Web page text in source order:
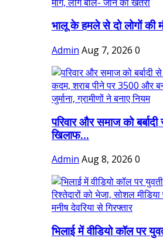
भालू के हमले से दो लोगों की
Admin Aug 7, 2026 0
परिवार और समाज को
खिलाफ...
Admin Aug 8, 2026 0
भिलाई में वीडियो कॉल पर